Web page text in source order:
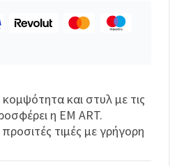
και στυλ με τις
η EM ART.
τιμές με γρήγορη